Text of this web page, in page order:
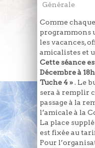
Générale
Comme
programmons
les vacances,
amicalistes et
Cette séance
Décembre à
Tuche 4 ». Le
sera à remplir
passage à la
l’amicale à la
La place
est fixée au
Pour